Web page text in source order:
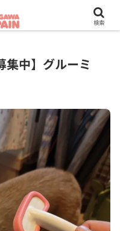
素敵な出会いを。
集中】グルーミ
検索